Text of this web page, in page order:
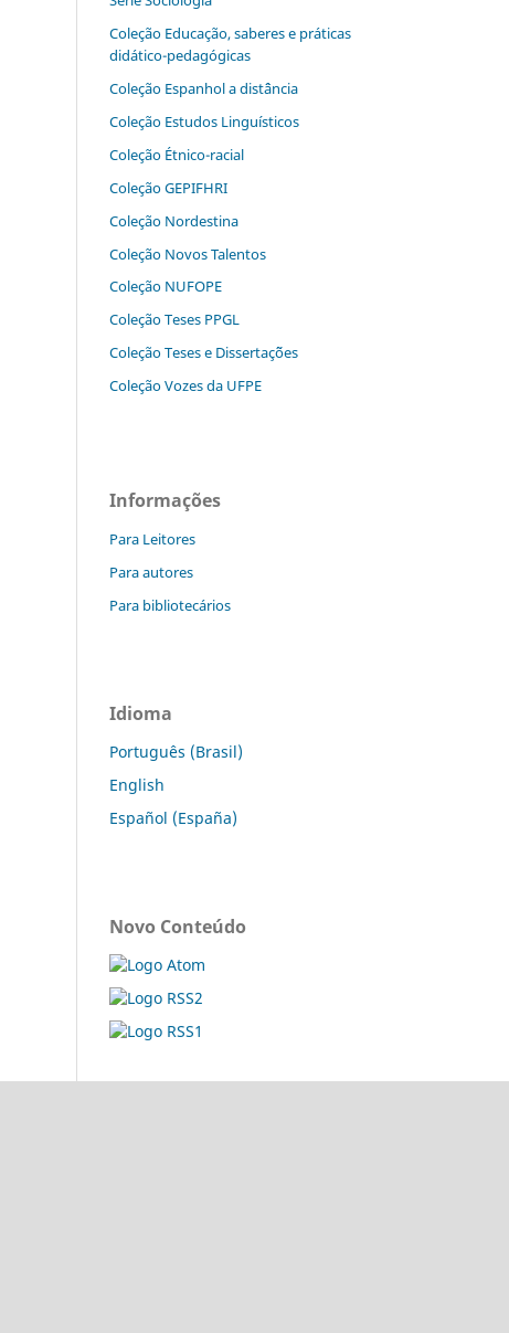
Coleção Educação, saberes e práticas
didático-pedagógicas
Coleção Espanhol a distˆância
Coleção Estudos Linguísticos
Coleção Étnico-racial
Coleção GEPIFHRI
Coleção Nordestina
Coleção Novos Talentos
Coleção NUFOPE
Coleção Teses PPGL
Coleção Teses e Dissertaç˜ões
Coleção Vozes da UFPE
Informações
Para Leitores
Para autores
Para bibliotecários
Idioma
Português (Brasil)
English
Español (España)
Novo Conteúdo